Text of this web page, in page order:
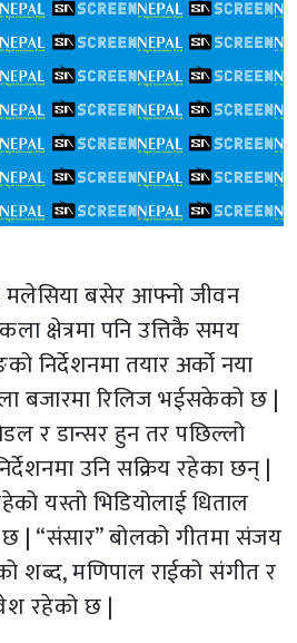
बसेर आफ्नो जीवन
क्षेत्रमा पनि उत्तिकै समय
निर्देशनमा तयार अर्को नया
बजारमा रिलिज भईसकेको छ |
र डान्सर हुन तर पछिल्लो
उनि सक्रिय रहेका छन् |
यस्तो भिडियोलाई धिताल
| “संसार” बोलको गीतमा संजय
शब्द, मणिपाल राईको संगीत र
रहेको छ |